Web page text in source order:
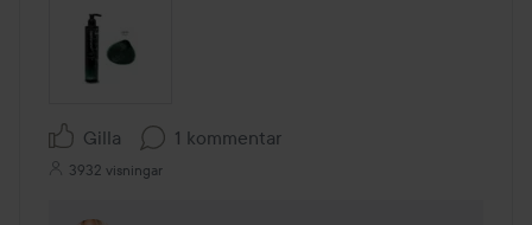
Gilla 1 kommentar
3932 visningar